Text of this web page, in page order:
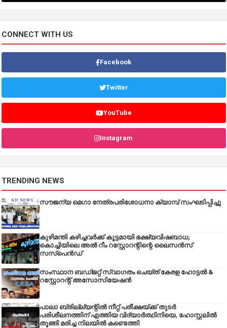
CONNECT WITH US
Facebook
Twitter
YouTube
Instagram
TRENDING NEWS
സൗജന്യ മെഗാ നേത്രപരിശോധനാ ക്യാമ്പ് സംഘടിപ്പിച്ചു
കുഴിമന്തി കഴിച്ചവർക്ക് കൂട്ടമായി ഭക്ഷ്യവിഷബാധ;
കൊച്ചിയിലെ അൽ റീം റസ്റ്റോറന്റിന്റെ ലൈസൻസ്
സസ്പെൻഡ്
സംസ്ഥാന ബഡ്‌ജറ്റ് സ്വാഗതം ചെയ്ത് കേരള ഹോട്ടൽ &
റസ്റ്റോറന്റ് അസോസിയേഷൻ
പാലാ ബ്രില്ല്യന്റിൽ നീറ്റ് പരീക്ഷയ്ക്ക് തുടർ
പരിശീലനത്തിന് എത്തിയ വിദ്യാർത്ഥിനിയെ, ഹോസ്റ്റലിൽ
തൂങ്ങി മരിച്ച നിലയിൽ കണ്ടെത്തി